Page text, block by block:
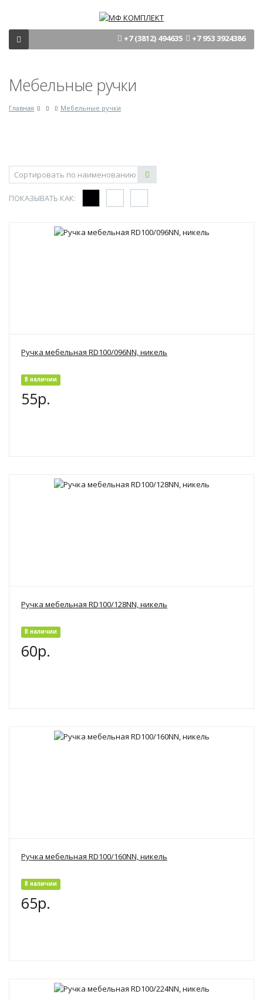
+7 (3812) 494635 +7 953 3924386
Мебельные ручки
Главная Мебельные ручки
ПОКАЗЫВАТЬ КАК:
Ручка мебельная RD100/096NN, никель
В наличии
55р.
Ручка мебельная RD100/128NN, никель
В наличии
60р.
Ручка мебельная RD100/160NN, никель
В наличии
65р.